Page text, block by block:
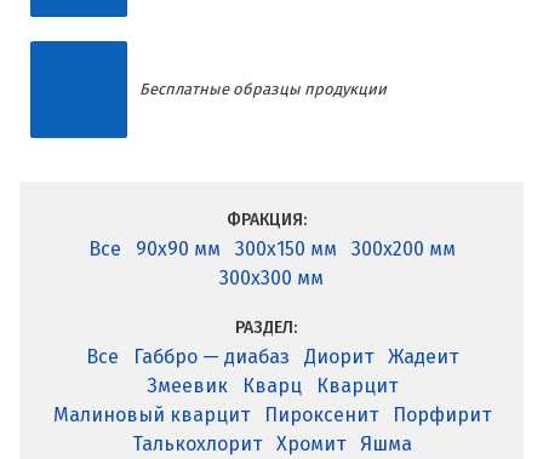
Бесплатные образцы продукции
ФРАКЦИЯ:
Все 90x90 мм 300x150 мм
300x200 мм
300x300 мм
РАЗДЕЛ:
Все Габбро — диабаз Диорит
Жадеит
Змеевик
Кварц
Кварцит
Малиновый кварцит
Пироксенит
Порфирит
Талькохлорит
Хромит Яшма